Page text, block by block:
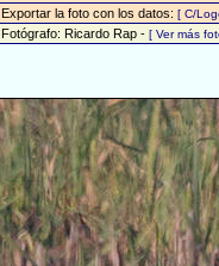
Exportar la foto con los datos:[ C/
Fotógrafo: Ricardo Rap -[ Ver más